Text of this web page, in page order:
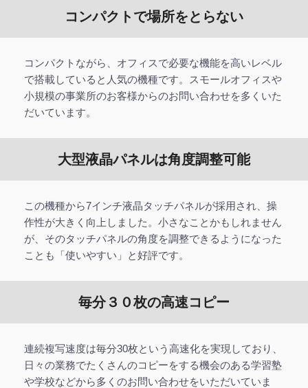
コンパクトで場所をとらない
コンパクトながら、オフィスで必要な機能を高いレベル
で搭載していると人気の機種です。スモールオフィスや
小規模の事業所のお客様からのお問い合わせを多くいた
だいています。
大型液晶パネルは角度調整可能
この機種から7インチ液晶タッチパネルが採用され、操
作性が大きく向上しました。小さなことかもしれません
が、そのタッチパネルの角度を調整できるようになった
ことも「使いやすい」と好評です。
毎分３０枚の高速コピー
連続複写速度は毎分30枚という高速化を実現しており、
日々の業務でたくさんのコピーをする機会のある学習塾
や学校などから多くのお問い合わせをいただいていま